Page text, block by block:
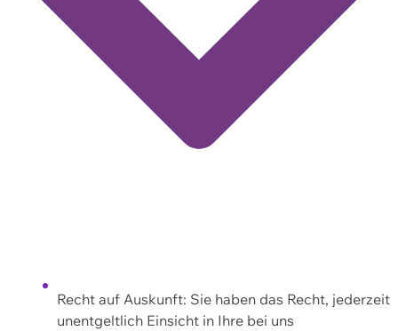
Recht auf Auskunft: Sie haben das Recht, jederzeit
unentgeltlich Einsicht in Ihre bei uns